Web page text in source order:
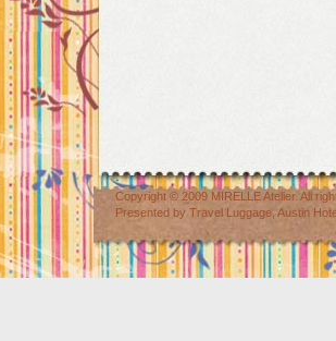
Copyright © 2009 MIRELLE Atelier. All
Presented by Travel Luggage Austin